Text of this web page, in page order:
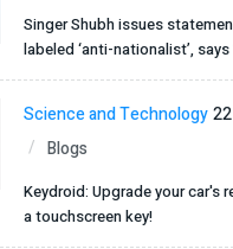
Singer Shubh issues
labeled ‘anti-nationalist’, says
don’t need to give proof of
Science and Technology
Blogs
Keydroid: Upgrade your car's
a touchscreen key!